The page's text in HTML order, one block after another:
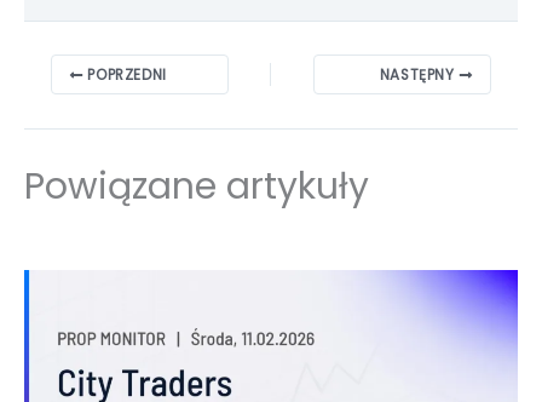
POPRZEDNI NASTĘPNY
Powiązane artykuły